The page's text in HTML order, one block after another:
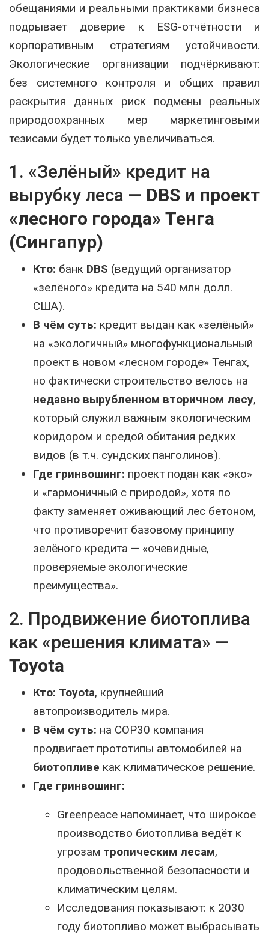
обещаниями и реальными практиками бизнеса
подрывает доверие к ESG-отчётности и
корпоративным стратегиям устойчивости.
Экологические организации подчёркивают:
без системного контроля и общих правил
раскрытия данных риск подмены реальных
природоохранных мер маркетинговыми
тезисами будет только увеличиваться.
1. «Зелёный» кредит на
вырубку леса — DBS и проект
«лесного города» Тенга
(Сингапур)
Кто: банк DBS (ведущий организатор
«зелёного» кредита на 540 млн долл.
США).
В чём суть: кредит выдан как «зелёный»
на «экологичный» многофункциональный
проект в новом «лесном городе» Тенгах,
но фактически строительство велось на
недавно вырубленном вторичном лесу,
который служил важным экологическим
коридором и средой обитания редких
видов (в т.ч. сундских панголинов).
Где гринвошинг: проект подан как «эко»
и «гармоничный с природой», хотя по
факту заменяет оживающий лес бетоном,
что противоречит базовому принципу
зелёного кредита — «очевидные,
проверяемые экологические
преимущества».
2. Продвижение биотоплива
как «решения климата» —
Toyota
Кто: Toyota, крупнейший
автопроизводитель мира.
В чём суть: на COP30 компания
продвигает прототипы автомобилей на
биотопливе как климатическое решение.
Где гринвошинг:
Greenpeace напоминает, что широкое
производство биотоплива ведёт к
угрозам тропическим лесам,
продовольственной безопасности и
климатическим целям.
Исследования показывают: к 2030
году биотопливо может выбрасывать